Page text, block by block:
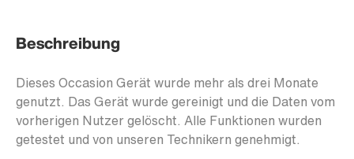
Beschreibung
Dieses Occasion Gerät wurde mehr als drei Monate
genutzt. Das Gerät wurde gereinigt und die Daten vom
vorherigen Nutzer gelöscht. Alle Funktionen wurden
getestet und von unseren Technikern genehmigt.